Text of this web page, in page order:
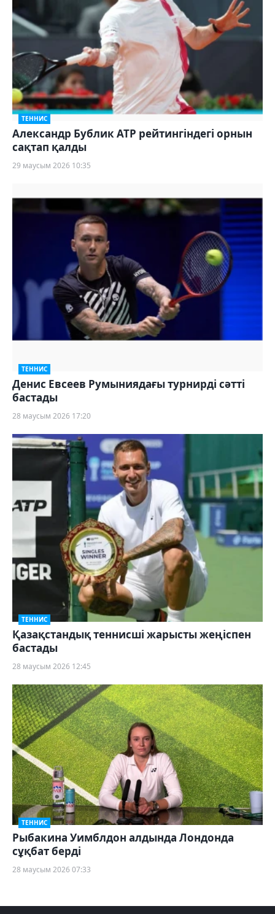
ТЕННИС
Александр Бублик ATP рейтингіндегі орнын
сақтап қалды
29 маусым 2026 10:35
ТЕННИС
Денис Евсеев Румыниядағы турнирді сәтті
бастады
28 маусым 2026 17:20
ТЕННИС
Қазақстандық теннисші жарысты жеңіспен
бастады
28 маусым 2026 12:45
ТЕННИС
Рыбакина Уимблдон алдында Лондонда
сұқбат берді
28 маусым 2026 07:33